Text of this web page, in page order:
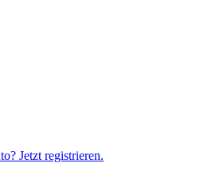
Jetzt registrieren.